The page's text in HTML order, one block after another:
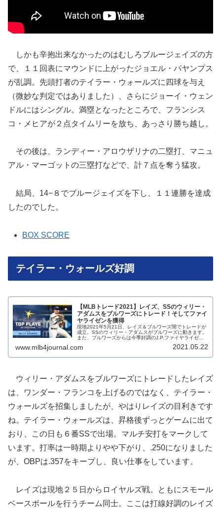
しかも辛抱出来なかったのはむしろブルージェイズの方
で、１１回表にマウンドに上がったジョエル・パヤンプス
が乱調。先頭打者のテイラー・ウォールズに四球を与え
（微妙な判定ではありました）、さらにジョーイ・ウェン
ドルにはシングル。満塁となったところで、フランシス
コ・メヒアが２点タイムリーを放ち、あっさり勝ち越し。
その後は、ランディー・アロウザリナの二塁打、マニュ
アル・マーゴットの三塁打などで、計７点を奪う猛攻。
結局、14−８でブルージェイズを下し、１１連勝を達成
したのでした。
BOX SCORE
テイラー・ウォールズ好調
【MLBトレード2021】レイズ、SSのウィリー・
アダムスをブルワーズにトレード！そしてファイ
ヤライゼンを獲得
現地2021年5月21日、レイズ＆ブルワーズ間でトレードが
成立。SSのウィリー・アダムスがブルワーズに動きます。
また、ブルワーズからは今季好調のJ.P.ファイヤライゼン
www.mlb4journal.com 2021.05.22
ウィリー・アダムスをブルワーズにトレードしたレイズ
は、ワンダー・フランコを上げるのではなく、テイラー・
ウォールズを招集しましたが、やはりレイズの目利きです
ね。テイラー・ウォールズは、昇格後ずっとゲームに出て
おり、この日も６番SSで出場。マルチ安打をマークして
います。打率は一時期よりやや下がり、.250になりました
が、OBPは.357をキープし、良い仕事をしています。
レイズは現地２５日からロイヤルズ戦。ともにスモール
ベースボールを行うチーム同士。ここは打線好調のレイズ